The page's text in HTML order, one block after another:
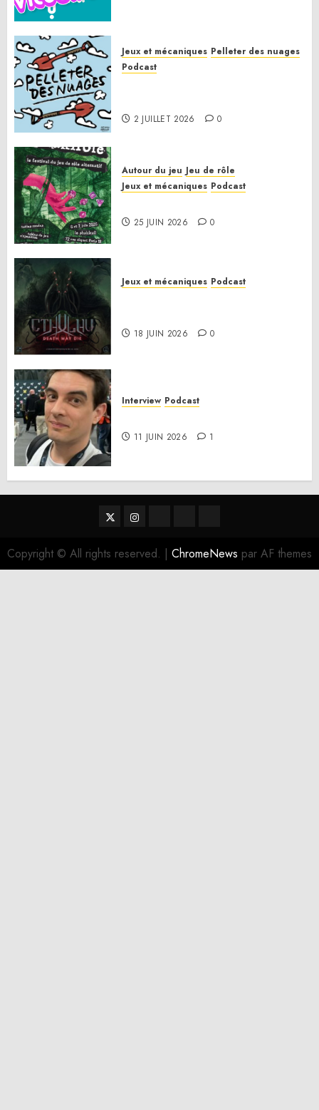
Jeux et mécaniques Pelleter des nuages
Podcast
2 JUILLET 2026 0
Autour du jeu Jeu de rôle
Jeux et mécaniques Podcast
25 JUIN 2026 0
Jeux et mécaniques Podcast
18 JUIN 2026 0
Interview Podcast
11 JUIN 2026 1
TwitterInstagram
Copyright © All rights reserved. | ChromeNews par AF themes